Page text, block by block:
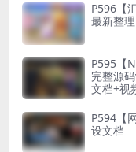
P596【
最新整
P595【
完整源
文档+视
P594【
设文档